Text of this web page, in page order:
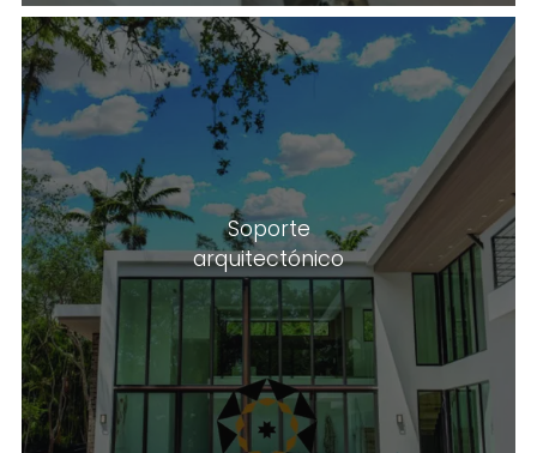
Soporte
arquitectónico
Nuestros representantes pueden
brindarle asesoramiento experto,
desde opciones de piedra hasta
diseños personalizados.